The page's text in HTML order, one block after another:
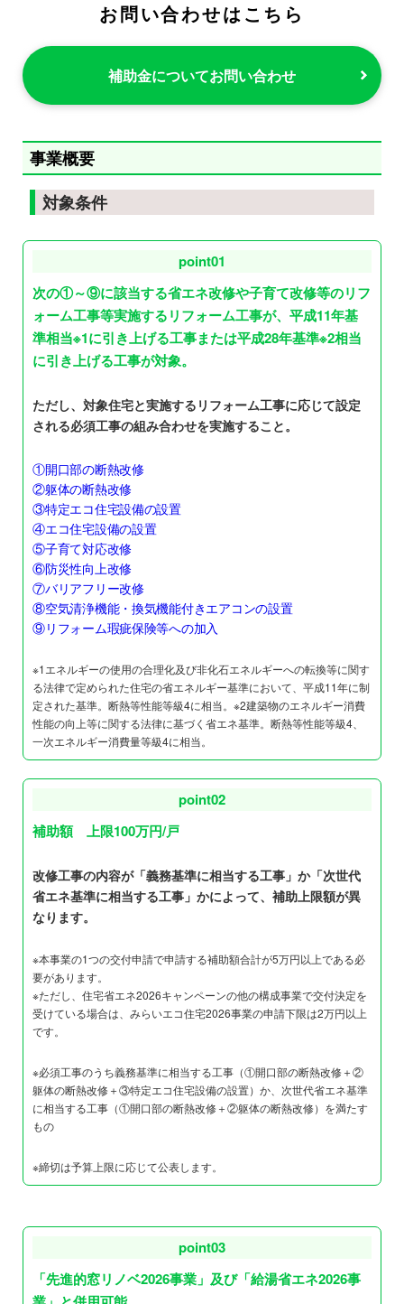
お問い合わせはこちら
補助金についてお問い合わせ
事業概要
対象条件
point01
次の①～⑨に該当する省エネ改修や子育て改修等のリフ
ォーム工事等実施するリフォーム工事が、平成11年基
準相当※1に引き上げる工事または平成28年基準※2相当
に引き上げる工事が対象。
ただし、対象住宅と実施するリフォーム工事に応じて設定
される必須工事の組み合わせを実施すること。
①開口部の断熱改修
②躯体の断熱改修
③特定エコ住宅設備の設置
④エコ住宅設備の設置
⑤子育て対応改修
⑥防災性向上改修
⑦バリアフリー改修
⑧空気清浄機能・換気機能付きエアコンの設置
⑨リフォーム瑕疵保険等への加入
※1エネルギーの使用の合理化及び非化石エネルギーへの転換等に関す
る法律で定められた住宅の省エネルギー基準において、平成11年に制
定された基準。断熱等性能等級4に相当。※2建築物のエネルギー消費
性能の向上等に関する法律に基づく省エネ基準。断熱等性能等級4、
一次エネルギー消費量等級4に相当。
point02
補助額 上限100万円/戸
改修工事の内容が「義務基準に相当する工事」か「次世代
省エネ基準に相当する工事」かによって、補助上限額が異
なります。
※本事業の1つの交付申請で申請する補助額合計が5万円以上である必
要があります。
※ただし、住宅省エネ2026キャンペーンの他の構成事業で交付決定を
受けている場合は、みらいエコ住宅2026事業の申請下限は2万円以上
です。
※必須工事のうち義務基準に相当する工事（①開口部の断熱改修＋②
躯体の断熱改修＋③特定エコ住宅設備の設置）か、次世代省エネ基準
に相当する工事（①開口部の断熱改修＋②躯体の断熱改修）を満たす
もの
※締切は予算上限に応じて公表します。
point03
「先進的窓リノベ2026事業」及び「給湯省エネ2026事